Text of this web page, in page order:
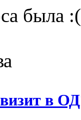
была
в